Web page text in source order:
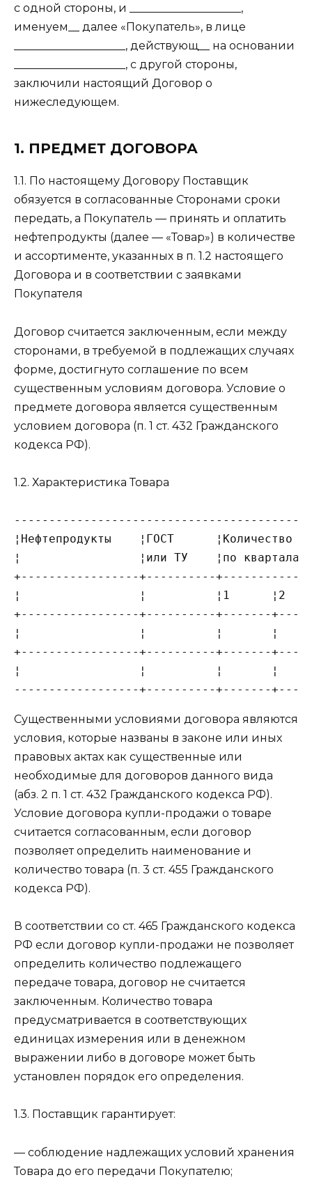
с одной стороны, и ____________________,
именуем__ далее «Покупатель», в лице
____________________, действующ__ на основании
____________________, с другой стороны,
заключили настоящий Договор о
нижеследующем.
1. ПРЕДМЕТ ДОГОВОРА
1.1. По настоящему Договору Поставщик
обязуется в согласованные Сторонами сроки
передать, а Покупатель — принять и оплатить
нефтепродукты (далее — «Товар») в количестве
и ассортименте, указанных в п. 1.2 настоящего
Договора и в соответствии с заявками
Покупателя
Договор считается заключенным, если между
сторонами, в требуемой в подлежащих случаях
форме, достигнуто соглашение по всем
существенным условиям договора. Условие о
предмете договора является существенным
условием договора (п. 1 ст. 432 Гражданского
кодекса РФ).
1.2. Характеристика Товара
¦Нефтепродукты    ¦ГОСТ      ¦Количество
¦                 ¦или ТУ    ¦по
+-----------------+----------
¦                 ¦          ¦1      ¦2
+-----------------+----------+-------
¦                 ¦          ¦       ¦
+-----------------+----------+-------
¦                 ¦          ¦       ¦
------------------+----------+-------
Существенными условиями договора являются
условия, которые названы в законе или иных
правовых актах как существенные или
необходимые для договоров данного вида
(абз. 2 п. 1 ст. 432 Гражданского кодекса РФ).
Условие договора купли-продажи о товаре
считается согласованным, если договор
позволяет определить наименование и
количество товара (п. 3 ст. 455 Гражданского
кодекса РФ).
В соответствии со ст. 465 Гражданского кодекса
РФ если договор купли-продажи не позволяет
определить количество подлежащего
передаче товара, договор не считается
заключенным. Количество товара
предусматривается в соответствующих
единицах измерения или в денежном
выражении либо в договоре может быть
установлен порядок его определения.
1.3. Поставщик гарантирует:
— соблюдение надлежащих условий хранения
Товара до его передачи Покупателю;